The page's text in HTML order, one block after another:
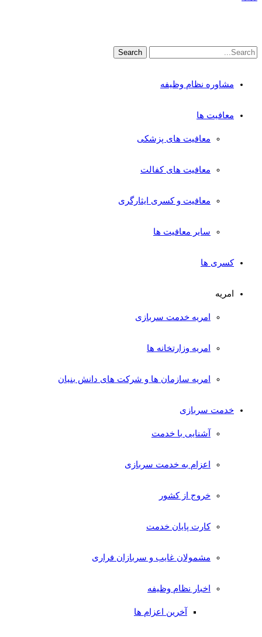
مشاوره نظام وظیفه
معافیت ها
معافیت های پزشکی
معافیت های کفالت
معافیت و کسری ایثارگری
سایر معافیت ها
کسری ها
امریه
امریه خدمت سربازی
امریه وزارتخانه ها
امریه سازمان ها و شرکت های دانش بنیان
خدمت سربازی
آشنایی با خدمت
اعزام به خدمت سربازی
خروج از کشور
کارت پایان خدمت
مشمولان غایب و سربازان فراری
اخبار نظام وظیفه
آخرین اعزام ها